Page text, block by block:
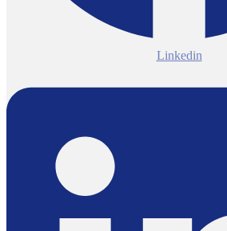
Linkedin